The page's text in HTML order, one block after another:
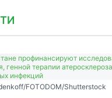
FOTODOM/Shutterstock